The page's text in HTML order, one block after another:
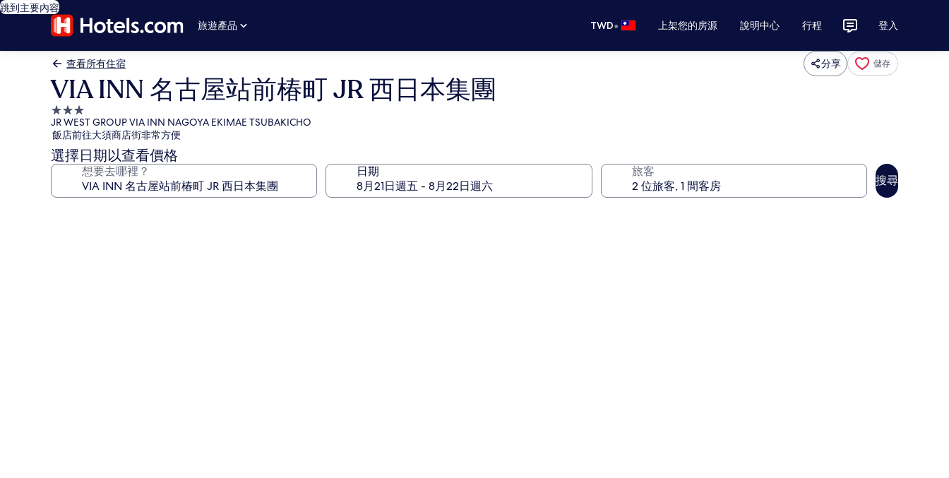
跳到主要內容
旅遊產品
TWD• 上架您的房源 說明中心 行程 登入
查看所有住宿 分享 儲存
VIA INN 名古屋站前椿町 JR 西日本集團
3.0
星
級
住
宿
JR WEST GROUP VIA INN NAGOYA EKIMAE TSUBAKICHO
飯店前往大須商店街非常方便
選擇日期以查看價格
想要去哪裡？ 日期 旅客
搜尋